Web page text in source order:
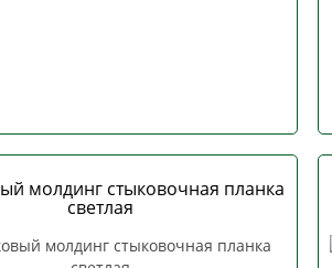
молдинг стыковочная планка
светлая